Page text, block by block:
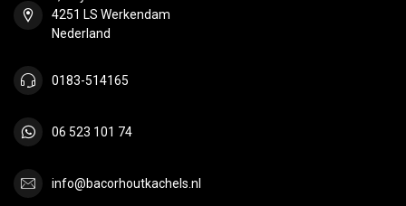
4251 LS Werkendam
Nederland
0183-514165
06 523 101 74
info@bacorhoutkachels.nl